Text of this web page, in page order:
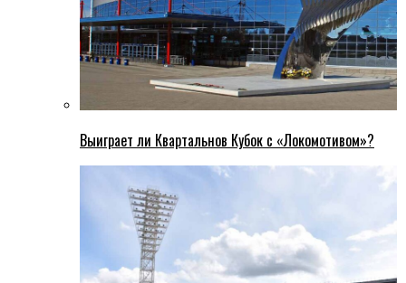
Выиграет ли Квартальнов Кубок с «Локомотивом»?